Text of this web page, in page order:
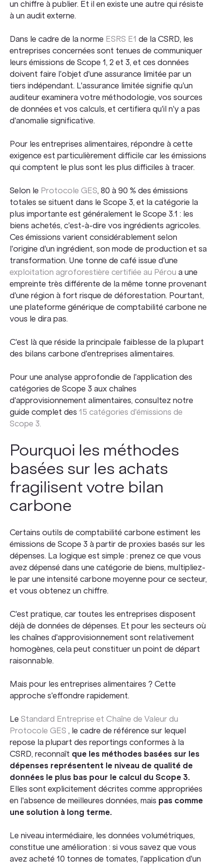
un chiffre à publier. Et il en existe une autre qui résiste
à un audit externe.
Dans le cadre de la norme ESRS E1 de la CSRD, les
entreprises concernées sont tenues de communiquer
leurs émissions de Scope 1, 2 et 3, et ces données
doivent faire l'objet d'une assurance limitée par un
tiers indépendant. L'assurance limitée signifie qu'un
auditeur examinera votre méthodologie, vos sources
de données et vos calculs, et certifiera qu'il n'y a pas
d'anomalie significative.
Pour les entreprises alimentaires, répondre à cette
exigence est particulièrement difficile car les émissions
qui comptent le plus sont les plus difficiles à tracer.
Selon le Protocole GES, 80 à 90 % des émissions
totales se situent dans le Scope 3, et la catégorie la
plus importante est généralement le Scope 3.1 : les
biens achetés, c'est-à-dire vos ingrédients agricoles.
Ces émissions varient considérablement selon
l'origine d'un ingrédient, son mode de production et sa
transformation. Une tonne de café issue d'une
exploitation agroforestière certifiée au Pérou a une
empreinte très différente de la même tonne provenant
d'une région à fort risque de déforestation. Pourtant,
une plateforme générique de comptabilité carbone ne
vous le dira pas.
C'est là que réside la principale faiblesse de la plupart
des bilans carbone d'entreprises alimentaires.
Pour une analyse approfondie de l'application des
catégories de Scope 3 aux chaînes
d'approvisionnement alimentaires, consultez notre
guide complet des15 catégories d'émissions de
Scope 3.
Pourquoi les méthodes
basées sur les achats
fragilisent votre bilan
carbone
Certains outils de comptabilité carbone estiment les
émissions de Scope 3 à partir de proxies basés sur les
dépenses. La logique est simple : prenez ce que vous
avez dépensé dans une catégorie de biens, multipliez-
le par une intensité carbone moyenne pour ce secteur,
et vous obtenez un chiffre.
C'est pratique, car toutes les entreprises disposent
déjà de données de dépenses. Et pour les secteurs où
les chaînes d'approvisionnement sont relativement
homogènes, cela peut constituer un point de départ
raisonnable.
Mais pour les entreprises alimentaires ? Cette
approche s'effondre rapidement.
LeStandard Entreprise et Chaîne de Valeur du
Protocole GES , le cadre de référence sur lequel
repose la plupart des reportings conformes à la
CSRD, reconnaît que les méthodes basées sur les
dépenses représentent le niveau de qualité de
données le plus bas pour le calcul du Scope 3.
Elles sont explicitement décrites comme appropriées
en l'absence de meilleures données, mais pas comme
une solution à long terme.
Le niveau intermédiaire, les données volumétriques,
constitue une amélioration : si vous savez que vous
avez acheté 10 tonnes de tomates, l'application d'un